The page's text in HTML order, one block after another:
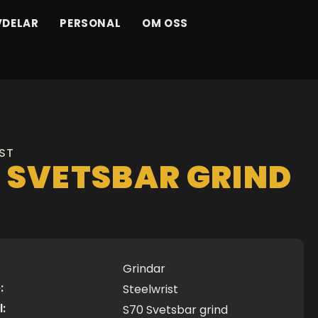
PERSONAL OM OSS
GRIND
Grindar
Steelwrist
S70 Svetsbar grind